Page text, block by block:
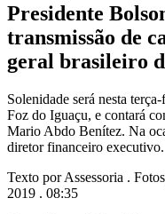
Presidente
transmissão de
geral brasileiro
Solenidade será nesta
Foz do Iguaçu, e contará
Mario Abdo Benítez. Na
diretor financeiro executivo.
Texto por Assessoria .
2019 . 08:35